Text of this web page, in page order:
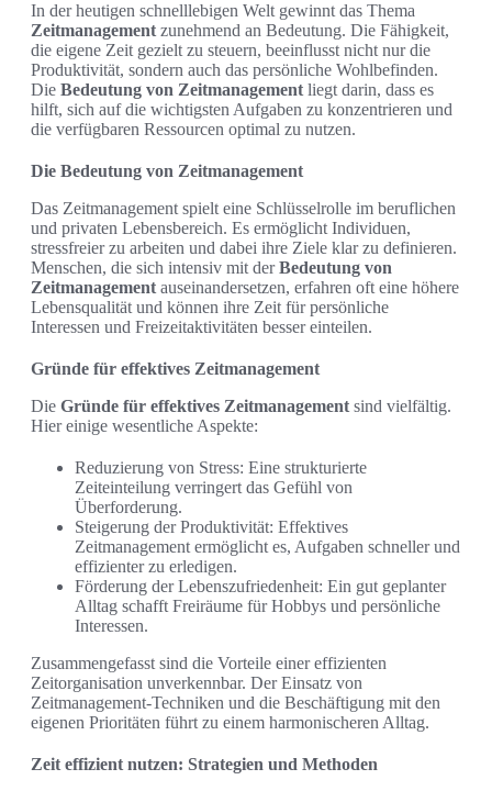
In der heutigen schnelllebigen Welt gewinnt das Thema
Zeitmanagement zunehmend an Bedeutung. Die Fähigkeit,
die eigene Zeit gezielt zu steuern, beeinflusst nicht nur die
Produktivität, sondern auch das persönliche Wohlbefinden.
Die Bedeutung von Zeitmanagement liegt darin, dass es
hilft, sich auf die wichtigsten Aufgaben zu konzentrieren und
die verfügbaren Ressourcen optimal zu nutzen.
Die Bedeutung von Zeitmanagement
Das Zeitmanagement spielt eine Schlüsselrolle im beruflichen
und privaten Lebensbereich. Es ermöglicht Individuen,
stressfreier zu arbeiten und dabei ihre Ziele klar zu definieren.
Menschen, die sich intensiv mit derBedeutung von
Zeitmanagement auseinandersetzen, erfahren oft eine höhere
Lebensqualität und können ihre Zeit für persönliche
Interessen und Freizeitaktivitäten besser einteilen.
Gründe für effektives Zeitmanagement
Die Gründe für effektives Zeitmanagement sind vielfältig.
Hier einige wesentliche Aspekte:
Reduzierung von Stress: Eine strukturierte
Zeiteinteilung verringert das Gefühl von
Überforderung.
Steigerung der Produktivität: Effektives
Zeitmanagement ermöglicht es, Aufgaben schneller und
effizienter zu erledigen.
Förderung der Lebenszufriedenheit: Ein gut geplanter
Alltag schafft Freiräume für Hobbys und persönliche
Interessen.
Zusammengefasst sind die Vorteile einer effizienten
Zeitorganisation unverkennbar. Der Einsatz von
Zeitmanagement-Techniken und die Beschäftigung mit den
eigenen Prioritäten führt zu einem harmonischeren Alltag.
Zeit effizient nutzen: Strategien und Methoden